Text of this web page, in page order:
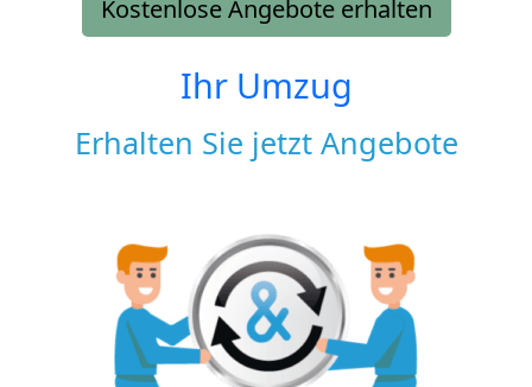
Kostenlose Angebote erhalten
Ihr Umzug
Erhalten Sie jetzt Angebote